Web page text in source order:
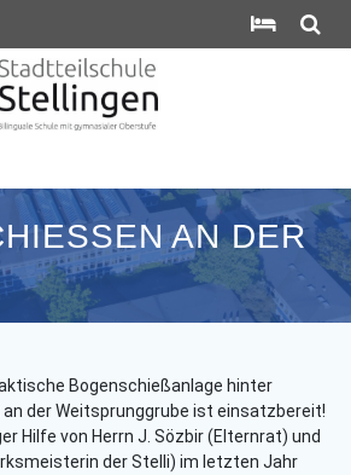
AN DER S
Bogenschießanlage hinter
der Weitsprunggrube ist einsatzbereit!
Hilfe von Herrn J. Sözbir (Elternrat) und
der Stelli) im letzten Jahr